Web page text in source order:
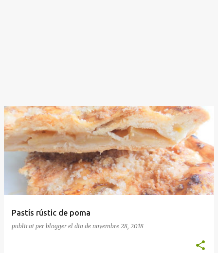
Pastís rústic de poma
publicat per blogger el dia de novembre 28, 2018